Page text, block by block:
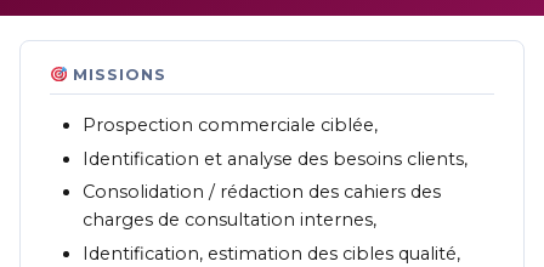
MISSIONS
Prospection commerciale ciblée,
Identification et analyse des besoins clients,
Consolidation / rédaction des cahiers des
charges de consultation internes,
Identification, estimation des cibles qualité,